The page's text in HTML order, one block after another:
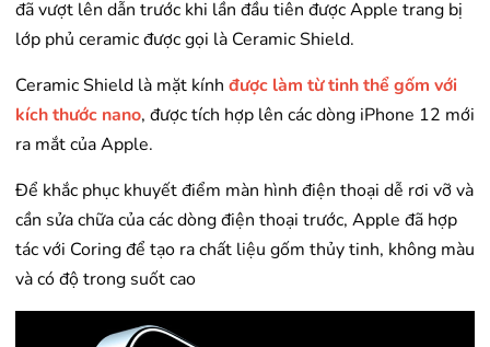
đã vượt lên dẫn trước khi lần đầu tiên được Apple trang bị
lớp phủ ceramic được gọi là Ceramic Shield.​
Ceramic Shield là mặt kính được làm từ tinh thể gốm với
kích thước nano, được tích hợp lên các dòng iPhone 12 mới
ra mắt của Apple.
Để khắc phục khuyết điểm màn hình điện thoại dễ rơi vỡ và
cần sửa chữa của các dòng điện thoại trước, Apple đã hợp
tác với Coring để tạo ra chất liệu gốm thủy tinh, không màu
và có độ trong suốt cao